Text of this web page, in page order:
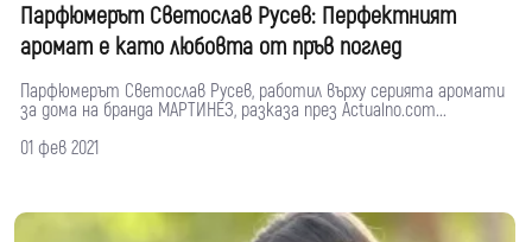
Парфюмерът Светослав Русев: Перфектният
аромат е като любовта от пръв поглед
Парфюмерът Светослав Русев, работил върху серията аромати
за дома на бранда МАРТИНЕЗ, разказа през Actualno.com...
01 фев 2021